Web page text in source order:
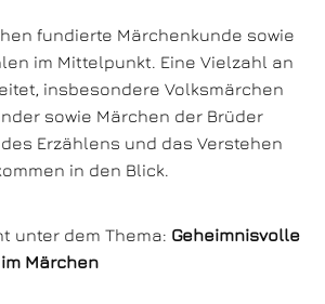
fundierte Märchenkunde sowie
im Mittelpunkt. Eine Vielzahl an
insbesondere Volksmärchen
sowie Märchen der Brüder
des Erzählens und das Verstehen
in den Blick.
unter dem Thema: Geheimnisvolle
Märchen